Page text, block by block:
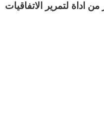
من اداة لتمرير الاتفاقيات